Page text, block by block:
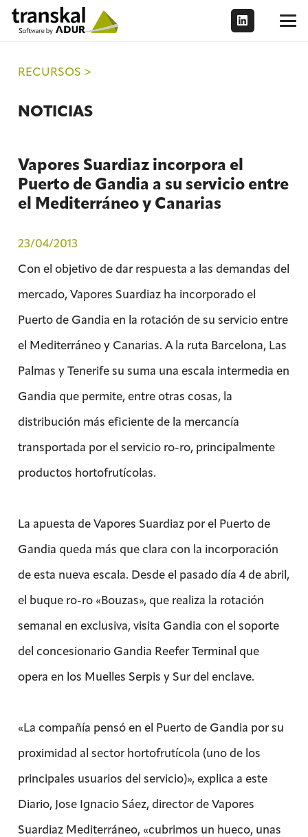
RECURSOS >
NOTICIAS
Vapores Suardiaz incorpora el
Puerto de Gandia a su servicio entre
el Mediterráneo y Canarias
23/04/2013
Con el objetivo de dar respuesta a las demandas del
mercado, Vapores Suardiaz ha incorporado el
Puerto de Gandia en la rotación de su servicio entre
el Mediterráneo y Canarias. A la ruta Barcelona, Las
Palmas y Tenerife su suma una escala intermedia en
Gandia que permite, entre otras cosas, la
distribución más eficiente de la mercancía
transportada por el servicio ro-ro, principalmente
productos hortofrutícolas.
La apuesta de Vapores Suardiaz por el Puerto de
Gandia queda más que clara con la incorporación
de esta nueva escala. Desde el pasado día 4 de abril,
el buque ro-ro «Bouzas», que realiza la rotación
semanal en exclusiva, visita Gandia con el soporte
del concesionario Gandia Reefer Terminal que
opera en los Muelles Serpis y Sur del enclave.
«La compañía pensó en el Puerto de Gandia por su
proximidad al sector hortofrutícola (uno de los
principales usuarios del servicio)», explica a este
Diario, Jose Ignacio Sáez, director de Vapores
Suardiaz Mediterráneo, «cubrimos un hueco, unas